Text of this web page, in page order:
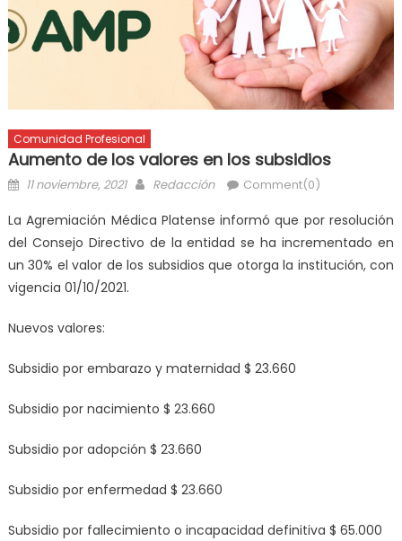
Comunidad Profesional
Aumento de los valores en los subsidios
11 noviembre, 2021 Redacción Comment(0)
La Agremiación Médica Platense informó que por resolución
del Consejo Directivo de la entidad se ha incrementado en
un 30% el valor de los subsidios que otorga la institución, con
vigencia 01/10/2021.
Nuevos valores:
Subsidio por embarazo y maternidad $ 23.660
Subsidio por nacimiento $ 23.660
Subsidio por adopción $ 23.660
Subsidio por enfermedad $ 23.660
Subsidio por fallecimiento o incapacidad definitiva $ 65.000